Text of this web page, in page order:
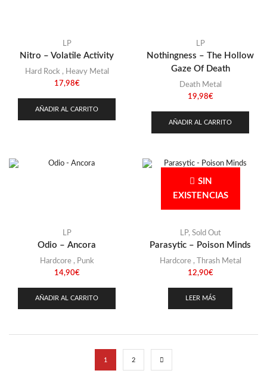
LP
Nitro – Volatile Activity
Hard Rock , Heavy Metal
17,98€
AÑADIR AL CARRITO
LP
Nothingness – The Hollow
Gaze Of Death
Death Metal
19,98€
AÑADIR AL CARRITO
LP
Odio – Ancora
Hardcore, Punk
14,90€
AÑADIR AL CARRITO
SIN
EXISTENCIAS
LP, Sold Out
Parasytic – Poison Minds
Hardcore,
Thrash Metal
12,90€
LEER MÁS
1 2